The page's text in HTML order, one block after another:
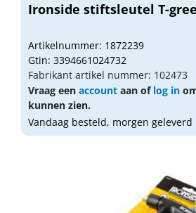
Ironside stiftsleutel T-
Artikelnummer: 1872239
Gtin: 3394661024732
Fabrikant artikel nummer: 102473
Vraag een account aan of log in
kunnen zien.
Vandaag besteld, morgen geleverd